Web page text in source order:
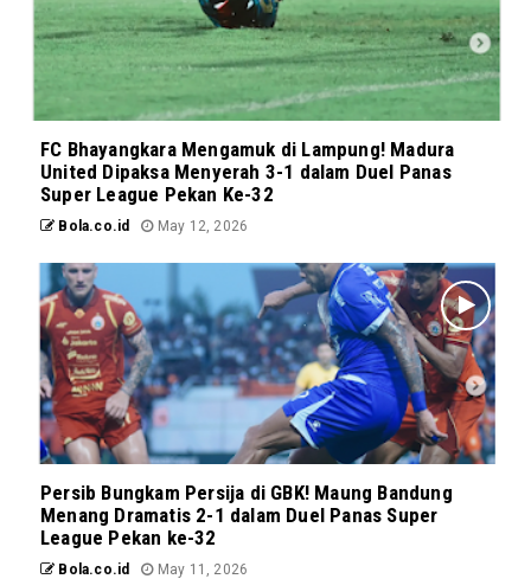
FC Bhayangkara Mengamuk di Lampung! Madura
United Dipaksa Menyerah 3-1 dalam Duel Panas
Super League Pekan Ke-32
Bola.co.id May 12, 2026
Persib Bungkam Persija di GBK! Maung Bandung
Menang Dramatis 2-1 dalam Duel Panas Super
League Pekan ke-32
Bola.co.id May 11, 2026